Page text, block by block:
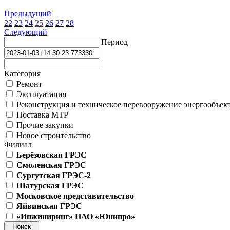
Предыдущий
22 23 24 25 26 27 28
Следующий
Период
Категория
Ремонт
Эксплуатация
Реконструкция и техническое перевооружение
Поставка МТР
Прочие закупки
Новое строительство
Филиал
Берёзовская ГРЭС
Смоленская ГРЭС
Сургутская ГРЭС-2
Шатурская ГРЭС
Московское представительство
Яйвинская ГРЭС
«Инжиниринг» ПАО «Юнипро»